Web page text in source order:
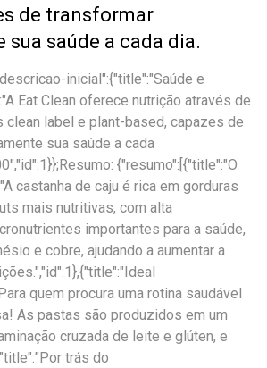
de transformar
saúde a cada dia.
inicial":{"title":"Saúde e
Eat Clean oferece nutrição através de
label e plant-based, capazes de
sua saúde a cada
{"resumo":[{"title":"O
castanha de caju é rica em gorduras
mais nutritivas, com alta
importantes para a saúde,
e cobre, ajudando a aumentar a
quem procura uma rotina saudável
As pastas são produzidos em um
cruzada de leite e glúten, e
trás do